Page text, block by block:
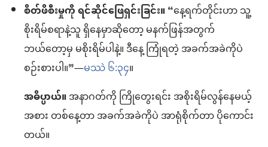
စိတ်ဖိစီးမှုကို ရင်ဆိုင်ဖြေရှင်းခြင်း။“နေ့ရက်တိုင်းဟာ သူ့
စိုးရိမ်စရာနဲ့သူ ရှိနေမှာဆိုတော့ မနက်ဖြန်အတွက်
ဘယ်တော့မှ မစိုးရိမ်ပါနဲ့။ ဒီနေ့ ကြုံရတဲ့ အခက်အခဲကိုပဲ
စဉ်းစားပါ။”—မဿဲ ၆:၃၄။
အဓိပ္ပာယ်။အနာဂတ်ကို ကြိုတွေးရင်း အစိုးရိမ်လွန်နေမယ့်
အစား တစ်နေ့တာ အခက်အခဲကိုပဲ အာရုံစိုက်တာ ပိုကောင်း
တယ်။